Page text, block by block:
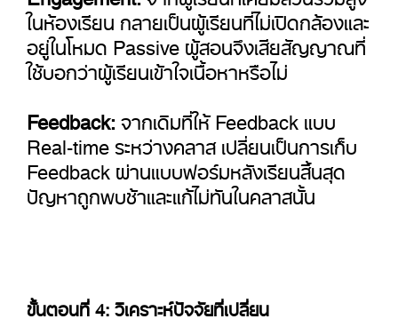
ในห้องเรียน กลายเป็นผู้เรียนที่ไม่เปิดกล้องและ
อยู่ในโหมด Passive ผู้สอนจึงเสียสัญญาณที่
ใช้บอกว่าผู้เรียนเข้าใจเนื้อหาหรือไม่
Feedback:จากเดิมที่ให้ Feedback แบบ
Real-time ระหว่างคลาส เปลี่ยนเป็นการเก็บ
Feedback ผ่านแบบฟอร์มหลังเรียนสิ้นสุด
ปัญหาถูกพบช้าและแก้ไม่ทันในคลาสนั้น
ขั้นตอนที่ 4: วิเคราะห์ปัจจัยที่เปลี่ยน